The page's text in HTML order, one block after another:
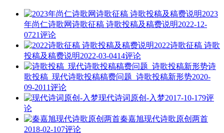
2023
年尚仁诗歌网诗歌征稿 诗歌投稿及稿费说明2022-12-
0721评论
2022诗歌征稿 诗歌
投稿及稿费说明2022-03-0414评论
诗
歌投稿_现代诗歌投稿稿费问题_诗歌投稿新形势2020-
09-2011评论
现代诗词原创-入梦2017-10-179评
论
秦嘉旭现代诗歌原创两首
2018-02-107评论